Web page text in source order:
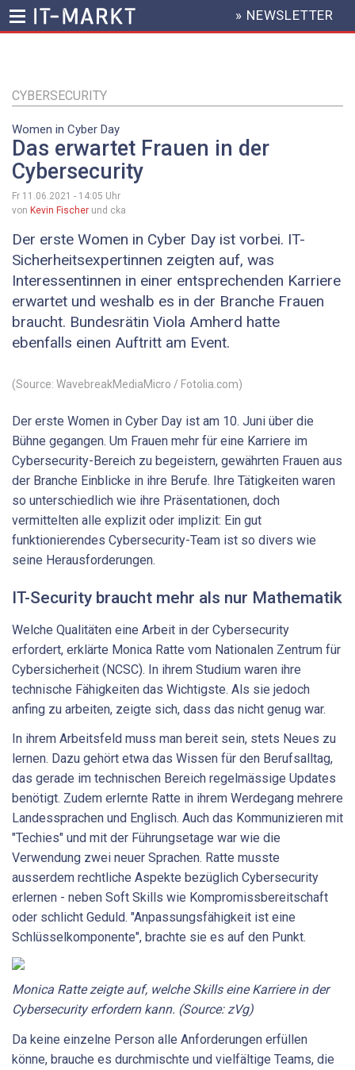
Inhalt
HEADER
MENU
» NEWSLETTER
CYBERSECURITY
Women in Cyber Day
Das erwartet Frauen in der
Cybersecurity
Fr 11.06.2021 - 14:05 Uhr
von Kevin Fischer und cka
Der erste Women in Cyber Day ist vorbei. IT-
Sicherheitsexpertinnen zeigten auf, was
Interessentinnen in einer entsprechenden Karriere
erwartet und weshalb es in der Branche Frauen
braucht. Bundesrätin Viola Amherd hatte
ebenfalls einen Auftritt am Event.
(Source: WavebreakMediaMicro / Fotolia.com)
Der erste Women in Cyber Day ist am 10. Juni über die
Bühne gegangen. Um Frauen mehr für eine Karriere im
Cybersecurity-Bereich zu begeistern, gewährten Frauen aus
der Branche Einblicke in ihre Berufe. Ihre Tätigkeiten waren
so unterschiedlich wie ihre Präsentationen, doch
vermittelten alle explizit oder implizit: Ein gut
funktionierendes Cybersecurity-Team ist so divers wie
seine Herausforderungen.
IT-Security braucht mehr als nur Mathematik
Welche Qualitäten eine Arbeit in der Cybersecurity
erfordert, erklärte Monica Ratte vom Nationalen Zentrum für
Cybersicherheit (NCSC). In ihrem Studium waren ihre
technische Fähigkeiten das Wichtigste. Als sie jedoch
anfing zu arbeiten, zeigte sich, dass das nicht genug war.
In ihrem Arbeitsfeld muss man bereit sein, stets Neues zu
lernen. Dazu gehört etwa das Wissen für den Berufsalltag,
das gerade im technischen Bereich regelmässige Updates
benötigt. Zudem erlernte Ratte in ihrem Werdegang mehrere
Landessprachen und Englisch. Auch das Kommunizieren mit
"Techies" und mit der Führungsetage war wie die
Verwendung zwei neuer Sprachen. Ratte musste
ausserdem rechtliche Aspekte bezüglich Cybersecurity
erlernen - neben Soft Skills wie Kompromissbereitschaft
oder schlicht Geduld. "Anpassungsfähigkeit ist eine
Schlüsselkomponente", brachte sie es auf den Punkt.
Monica Ratte zeigte auf, welche Skills eine Karriere in der
Cybersecurity erfordern kann. (Source: zVg)
Da keine einzelne Person alle Anforderungen erfüllen
könne, brauche es durchmischte und vielfältige Teams, die